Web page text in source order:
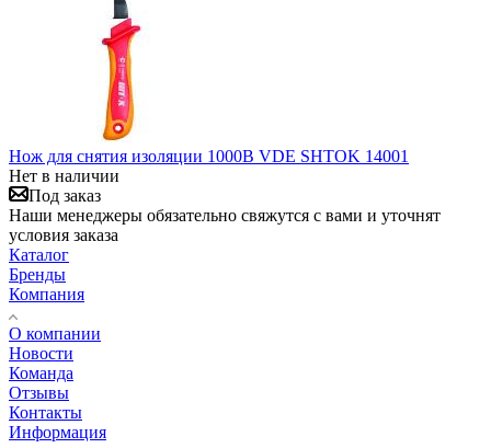
Нож для снятия изоляции 1000В VDE SHTOK 14001
Нет в наличии
Под заказ
Наши менеджеры обязательно свяжутся с вами и уточнят
условия заказа
Каталог
Бренды
Компания
О компании
Новости
Команда
Отзывы
Контакты
Информация